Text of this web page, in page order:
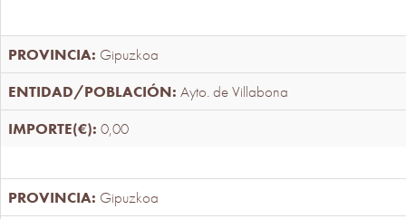
Gipuzkoa
Ayto. de Villabona
0,00
Gipuzkoa